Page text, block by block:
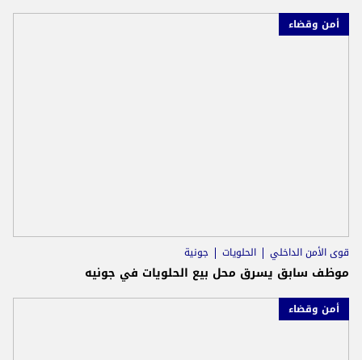
أمن وقضاء
قوى الأمن الداخلي الحلويات جونية
موظف سابق يسرق محل بيع الحلويات في جونيه
أمن وقضاء